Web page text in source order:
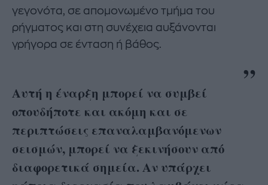
γεγονότα, σε απομονωμένο τμήμα του
ρήγματος και στη συνέχεια αυξάνονται
γρήγορα σε ένταση ή βάθος.
Αυτή η έναρξη μπορεί να συμβεί
οπουδήποτε και ακόμη και σε
περιπτώσεις επαναλαμβανόμενων
σεισμών, μπορεί να ξεκινήσουν από
διαφορετικά σημεία. Αν υπάρχει